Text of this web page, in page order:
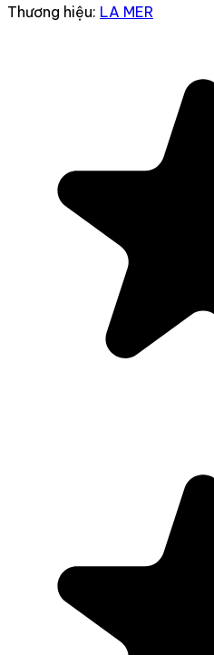
Thương hiệu: LA MER